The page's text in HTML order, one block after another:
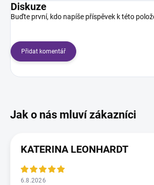
Diskuze
Buďte první, kdo napíše příspěvek k této
Přidat komentář
KATERINA LEONHARDT
6.8.2026